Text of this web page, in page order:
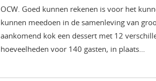
OCW. Goed kunnen rekenen is voor het
kunnen meedoen in de samenleving van
aankomend kok een dessert met 12
hoeveelheden voor 140 gasten, in plaats…